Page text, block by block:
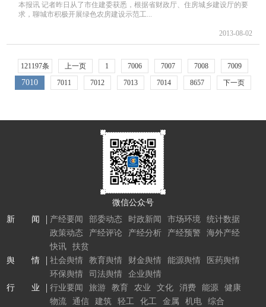
本报讯 记者昨日从了市住建委获悉，根据省财政厅、住房城乡建设厅的要
求，聊城市积极开展绿色农房建设示范工...
2013-08-02
121197条 上一页 1 7006 7007 7008 7009
7010 7011 7012 7013 7014 8657 下一页
微信公众号
新 闻
产经要闻 部委动态 时政新闻 市场环境
统计数据
政策动态
产经评论 产经分析 产经预警
海外产经
快讯
扶贫
舆 情
社会舆情 教育舆情 财金舆情 能源舆情
医药舆情
环保舆情
司法舆情
企业舆情
行 业
行业要闻 旅游 教育 农业 文化 消费 能源
健康
物流
通信 建筑 轻工 化工 金属 机电
综合